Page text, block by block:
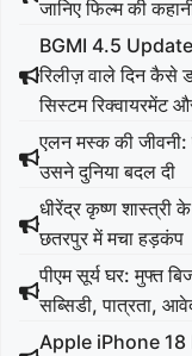
जानिए फिल्म की
BGMI 4.5
रिलीज़ वाले दिन कैसे
सिस्टम रिक्वायरमेंट
एलन मस्क की
उसने दुनिया बदल दी
धीरेंद्र कृष्ण शास्त्री
छतरपुर में मचा हड़कंप
पीएम सूर्य घर: मुफ्त
सब्सिडी, पात्रता,
Apple iPhone 18